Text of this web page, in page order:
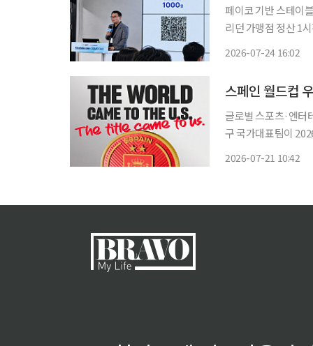
페이코 기반 스테이
리던 가맹점 정산 1
2026-07-24 16:02
글로벌 스포츠·엔터
구 국가대표팀이
2026-07-21 10:42